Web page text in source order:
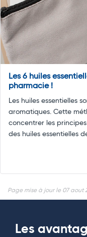
Les 6 huiles
pharmacie !
Les huiles essentielles
aromatiques. Cette
concentrer les
des huiles essentielles
Page mise à jour le 07 aout
Les